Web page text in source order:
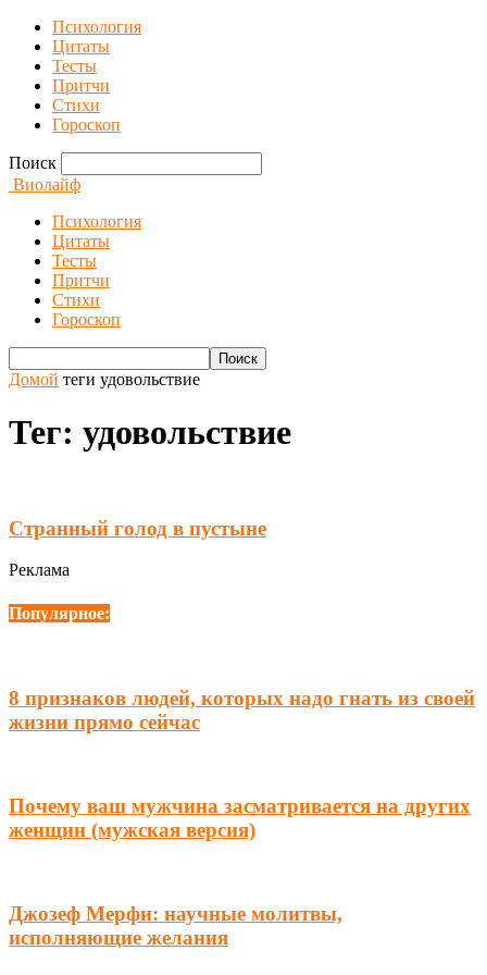
Психология
Цитаты
Тесты
Притчи
Стихи
Гороскоп
Поиск
Виолайф
Психология
Цитаты
Тесты
Притчи
Стихи
Гороскоп
Домой теги удовольствие
Тег: удовольствие
Странный голод в пустыне
Реклама
Популярное:
8 признаков людей, которых надо гнать из своей
жизни прямо сейчас
Почему ваш мужчина засматривается на других
женщин (мужская версия)
Джозеф Мерфи: научные молитвы,
исполняющие желания